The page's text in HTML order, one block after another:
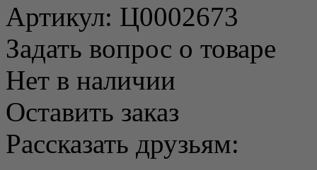
Артикул: Ц0002673
Задать вопрос о товаре
Нет в наличии
Оставить заказ
Рассказать друзьям: